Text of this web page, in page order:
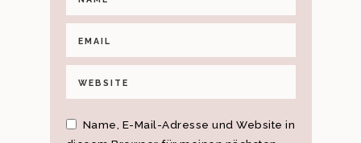
Name, E-Mail-Adresse und Website in